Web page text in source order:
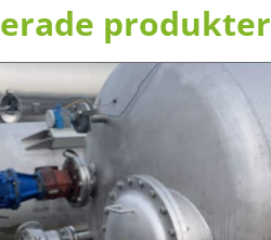
produkter